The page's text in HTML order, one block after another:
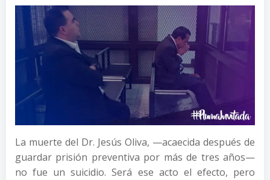
La muerte del Dr. Jesús Oliva, —acaecida después de
guardar prisión preventiva por más de tres años—
no fue un suicidio. Será ese acto el efecto, pero